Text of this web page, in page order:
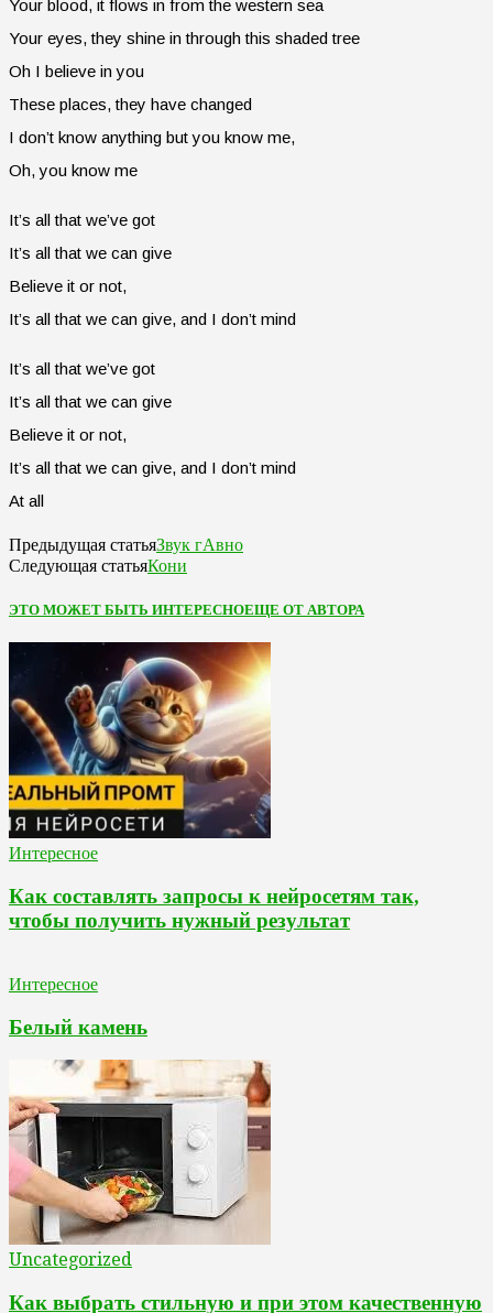
Your blood, it flows in from the western sea
Your eyes, they shine in through this shaded tree
Oh I believe in you
These places, they have changed
I don’t know anything but you know me,
Oh, you know me
It’s all that we’ve got
It’s all that we can give
Believe it or not,
It’s all that we can give, and I don’t mind
It’s all that we’ve got
It’s all that we can give
Believe it or not,
It’s all that we can give, and I don’t mind
At all
Предыдущая статьяЗвук гАвно
Следующая статьяКони
ЭТО МОЖЕТ БЫТЬ ИНТЕРЕСНОЕЩЕ ОТ АВТОРА
Интересное
Как составлять запросы к нейросетям так,
чтобы получить нужный результат
Интересное
Белый камень
Uncategorized
Как выбрать стильную и при этом качественную